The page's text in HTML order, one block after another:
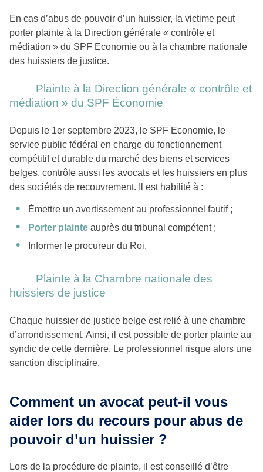
En cas d’abus de pouvoir d’un huissier, la victime peut
porter plainte à la Direction générale « contrôle et
médiation » du SPF Economie ou à la chambre nationale
des huissiers de justice.
Plainte à la Direction générale « contrôle et
médiation » du SPF Économie
Depuis le 1er septembre 2023, le SPF Economie, le
service public fédéral en charge du fonctionnement
compétitif et durable du marché des biens et services
belges, contrôle aussi les avocats et les huissiers en plus
des sociétés de recouvrement. Il est habilité à :
Émettre un avertissement au professionnel fautif ;
Porter plainte auprès du tribunal compétent ;
Informer le procureur du Roi.
Plainte à la Chambre nationale des
huissiers de justice
Chaque huissier de justice belge est relié à une chambre
d’arrondissement. Ainsi, il est possible de porter plainte au
syndic de cette dernière. Le professionnel risque alors une
sanction disciplinaire.
Comment un avocat peut-il vous
aider lors du recours pour abus de
pouvoir d’un huissier ?
Lors de la procédure de plainte, il est conseillé d’être